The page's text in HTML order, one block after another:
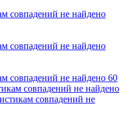
совпадений не найдено
совпадений не найдено
совпадений не найдено 60
совпадений не найдено
совпадений не